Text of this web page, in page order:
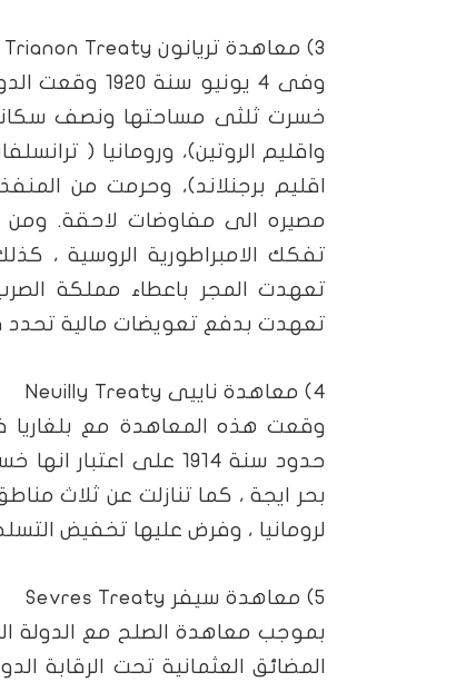
3) معاهدة تريانون
Trianon Treaty
وفى 4 يونيو
خسرت ثلثى مساحتها ونصف
واقليم الروتين)، ورومانيا (
اقليم برجنلاند)، وحرمت من
تفكك الامبراطورية الروسية ،
تعهدت المجر باعطاء مملكة
تعهدت بدفع تعويضات مالية تحدد
4) معاهدة ناييى
Neuilly Treaty
حدود سنة 1914 على
بحر ايجة ، كما تنازلت عن ثلاث
لرومانيا ، وفرض عليها تخفيض
5) معاهدة سيفر
Sevres Treaty
المضائق العثمانية تحت الرقابة